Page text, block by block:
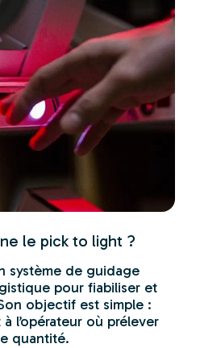
le pick to light ?
système de guidage
pour fiabiliser et
objectif est simple :
l’opérateur où prélever
quantité.